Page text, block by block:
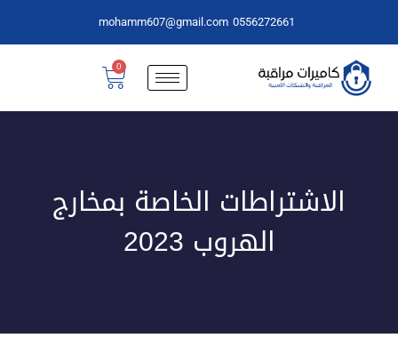
0556272661
mohamm607@gmail.com
0
الاشتراطات الخاصة بمخارج
الهروب 2023